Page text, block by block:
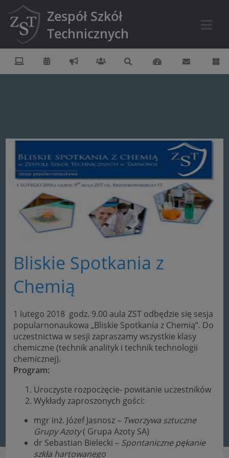
Zespół Szkół
Technicznych
Bliskie Spotkania z
Chemią
1 lutego 2018 godz. 9.00 aula ZST odbędzie się sesja
popularnonaukowa „Bliskie Spotkania z Chemią”. Do
uczestnictwa w sesji zapraszamy wszystkie klasy
chemiczne (technik analityk i technik technologii
chemicznej).
Program:
Uroczyste rozpoczęcie- powitanie uczestników
Wykłady zaproszonych gości:
mgr inż. Józef Jasnosz – Tworzywa sztuczne
Grupy Azoty( Grupa Azoty SA)
dr Sebastian Bielecki – Spontaniczne pękanie
szkła hartowanego